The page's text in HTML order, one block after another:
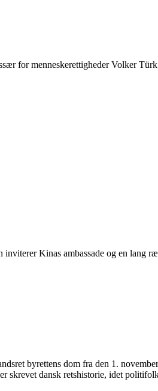
for menneskerettigheder Volker Türk
Kinas ambassade og en lang
byrettens dom fra den 1.
skrevet dansk retshistorie, idet